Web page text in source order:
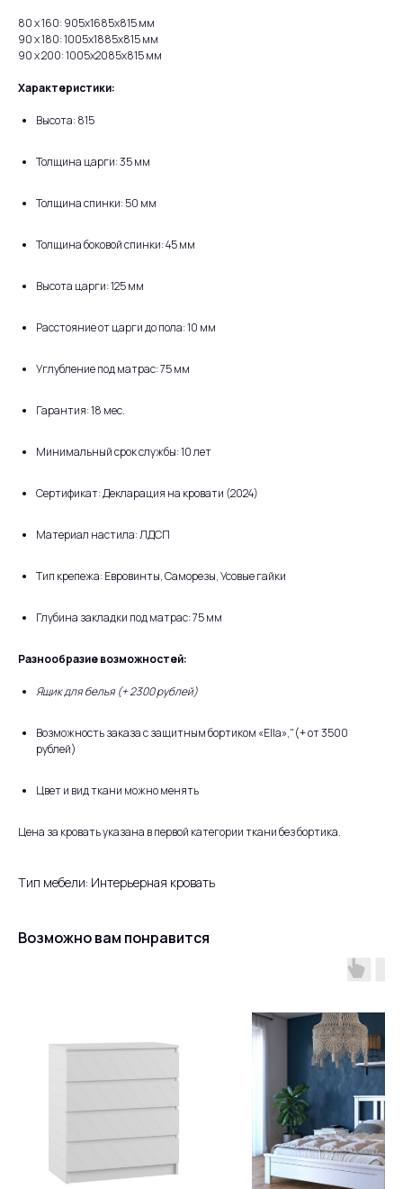
80 х 160: 905x1685x815 мм
90 х 180: 1005x1885x815 мм
90 х 200: 1005x2085x815 мм
Характеристики:
Высота: 815
Толщина царги: 35 мм
Толщина спинки: 50 мм
Толщина боковой спинки: 45 мм
Высота царги: 125 мм
Расстояние от царги до пола: 10 мм
Углубление под матрас: 75 мм
Гарантия: 18 мес.
Минимальный срок службы: 10 лет
Сертификат: Декларация на кровати (2024)
Материал настила: ЛДСП
Тип крепежа: Евровинты, Саморезы, Усовые гайки
Глубина закладки под матрас: 75 мм
Разнообразие возможностей:
Ящик для белья (+ 2300 рублей)
Возможность заказа с защитным бортиком «Ella»,"(+ от 3500
рублей)
Цвет и вид ткани можно менять
Цена за кровать указана в первой категории ткани без бортика.
Тип мебели: Интерьерная кровать
Возможно вам понравится